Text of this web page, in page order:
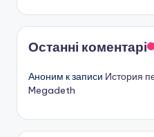
Останні коментарі
Аноним к записи История
Megadeth